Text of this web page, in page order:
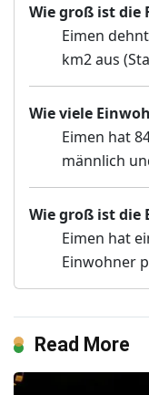
Wie groß ist die
Eimen
km2 aus
Wie viele
Eimen hat
männlich
Wie groß ist die
Eimen hat
Einwohner
Read More